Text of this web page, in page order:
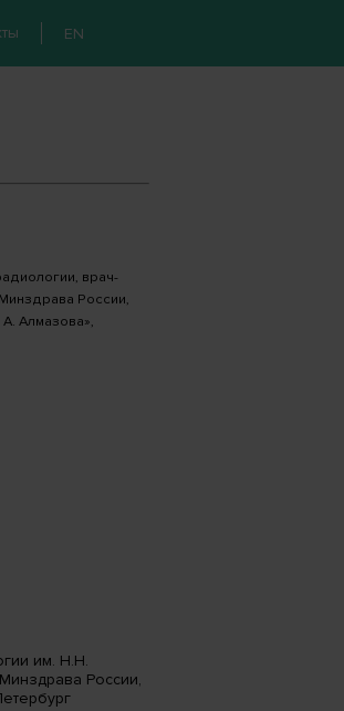
EN
врач-
России,
Алмазова»,
им. Н.Н.
России,